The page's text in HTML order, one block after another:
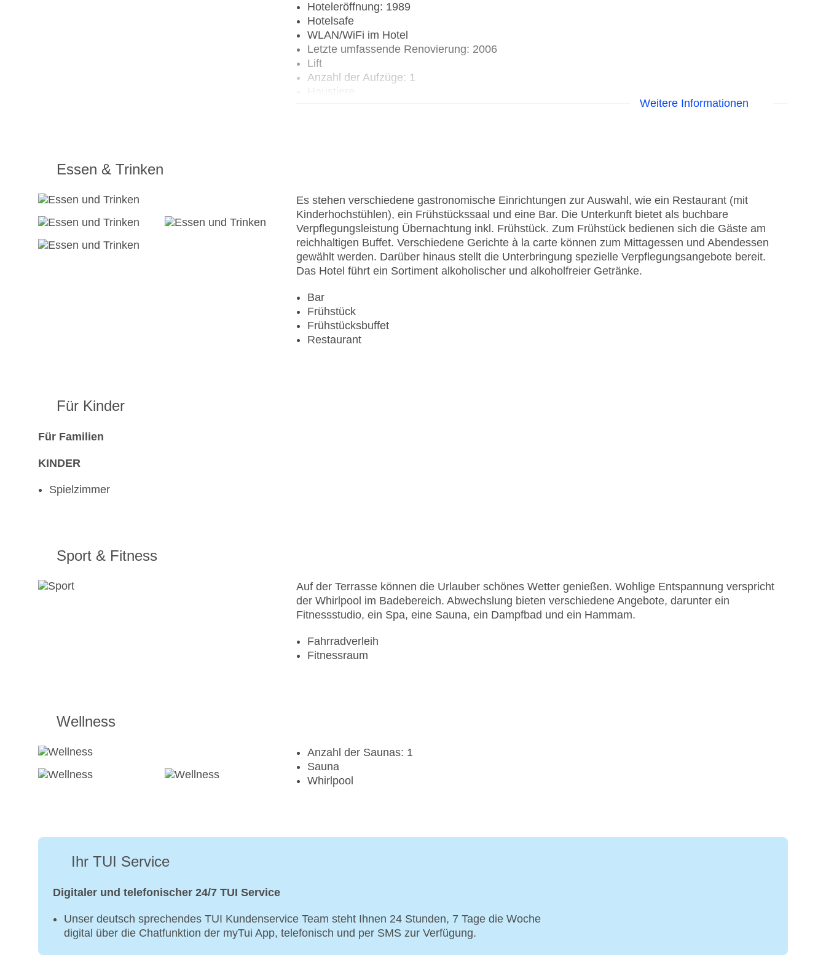
Hoteleröffnung: 1989
Hotelsafe
WLAN/WiFi im Hotel
Letzte umfassende Renovierung: 2006
Lift
Anzahl der Aufzüge: 1
Weitere Informationen
Essen & Trinken
Es stehen verschiedene gastronomische Einrichtungen zur Auswahl, wie ein Restaurant (mit
Kinderhochstühlen), ein Frühstückssaal und eine Bar. Die Unterkunft bietet als buchbare
Verpflegungsleistung Übernachtung inkl. Frühstück. Zum Frühstück bedienen sich die Gäste am
reichhaltigen Buffet. Verschiedene Gerichte à la carte können zum Mittagessen und Abendessen
gewählt werden. Darüber hinaus stellt die Unterbringung spezielle Verpflegungsangebote bereit.
Das Hotel führt ein Sortiment alkoholischer und alkoholfreier Getränke.
Bar
Frühstück
Frühstücksbuffet
Restaurant
Für Kinder
Für Familien
KINDER
Spielzimmer
Sport & Fitness
Auf der Terrasse können die Urlauber schönes Wetter genießen. Wohlige Entspannung verspricht
der Whirlpool im Badebereich. Abwechslung bieten verschiedene Angebote, darunter ein
Fitnessstudio, ein Spa, eine Sauna, ein Dampfbad und ein Hammam.
Fahrradverleih
Fitnessraum
Wellness
Anzahl der Saunas: 1
Sauna
Whirlpool
Ihr TUI Service
Digitaler und telefonischer 24/7 TUI Service
Unser deutsch sprechendes TUI Kundenservice Team steht Ihnen 24 Stunden, 7 Tage die Woche
digital über die Chatfunktion der myTui App, telefonisch und per SMS zur Verfügung.